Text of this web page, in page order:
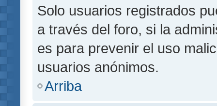
Solo usuarios registrados
a través del foro, si la
es para prevenir el uso
usuarios anónimos.
Arriba